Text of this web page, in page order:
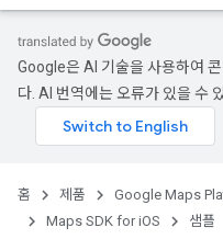
Google은 AI 기술을 사용하여
다. AI 번역에는 오류가 있을 수
홈 제품 Google Maps
Maps SDK for iOS
샘플